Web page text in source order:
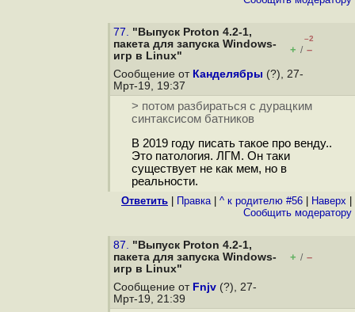
77. "Выпуск Proton 4.2-1,
пакета для запуска Windows-
игр в Linux"
–2
+ / –
Сообщение от Канделябры (?), 27-
Мрт-19, 19:37
> потом разбираться с дурацким
синтаксисом батников
В 2019 году писать такое про венду..
Это патология. ЛГМ. Он таки
существует не как мем, но в
реальности.
Ответить Правка| ^ к родителю #56 Наверх
Cообщить модератору
87. "Выпуск Proton 4.2-1,
пакета для запуска Windows-
игр в Linux"
+ / –
Сообщение от Fnjv (?), 27-
Мрт-19, 21:39